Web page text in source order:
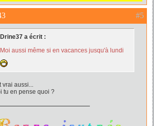
#5
Drine37 a écrit :
Moi aussi même si en vacances jusqu'à lundi
vrai aussi...
tu en pense quoi ?